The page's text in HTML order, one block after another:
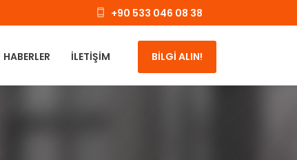
+90 533 046 08 38
HABERLER İLETIŞIM BİLGİ ALIN!